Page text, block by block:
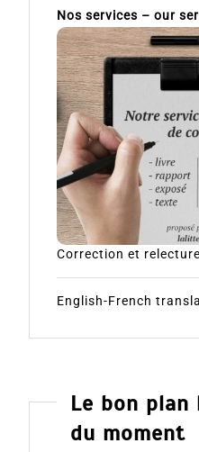
Nos services – our
Correction et relecture
English-French
Le bon plan
du moment